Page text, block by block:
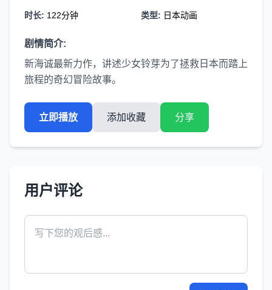
时长: 122分钟 类型: 日本动画
剧情简介:
新海诚最新力作，讲述少女铃芽为了拯救日本而踏上
旅程的奇幻冒险故事。
立即播放 添加收藏 分享
用户评论